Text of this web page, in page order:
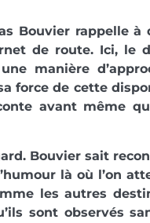
Bouvier rappelle
de route. Ici, le
manière
force de cette
avant même
Bouvier sait
là où l’on
les autres
sont observés